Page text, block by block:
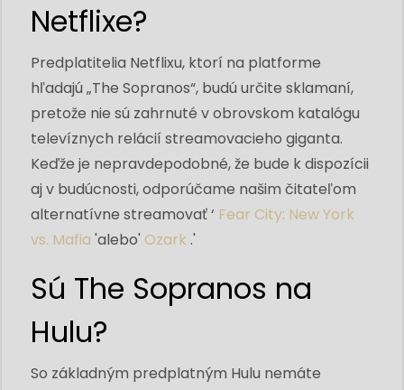
Netflixe?
Predplatitelia Netflixu, ktorí na platforme
hľadajú „The Sopranos“, budú určite sklamaní,
pretože nie sú zahrnuté v obrovskom katalógu
televíznych relácií streamovacieho giganta.
Keďže je nepravdepodobné, že bude k dispozícii
aj v budúcnosti, odporúčame našim čitateľom
alternatívne streamovať ‘ Fear City: New York
vs. Mafia 'alebo' Ozark .'
Sú The Sopranos na
Hulu?
So základným predplatným Hulu nemáte